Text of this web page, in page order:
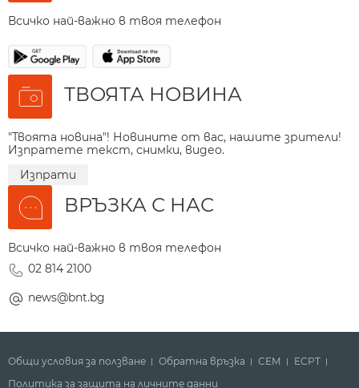
Всичко най-важно в твоя телефон
ТВОЯТА НОВИНА
"Твоята новина"! Новините от вас, нашите зрители!
Изпратете текст, снимки, видео.
Изпрати
ВРЪЗКА С НАС
Всичко най-важно в твоя телефон
02 814 2100
news@bnt.bg
Общи условия за ползване Обратна връзка СЕМ
ECPT
Политика за защита на личните данни